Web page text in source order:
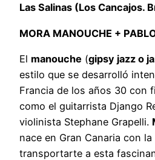
Las Salinas (Los Cancajos.
MORA MANOUCHE +
El manouche (gipsy jazz o
estilo que se desarrolló
Francia de los años 30 con
como el guitarrista Django
violinista Stephane Grapelli.
nace en Gran Canaria con
transportarte a esta